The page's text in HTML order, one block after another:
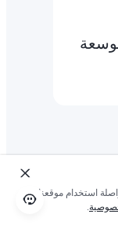
استخدام موقعنا؛
.